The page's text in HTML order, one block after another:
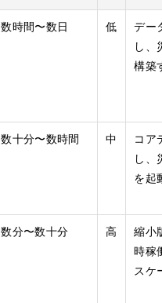
数時間〜数日 低
デー
し、
構築
数十分〜数時間 中
コア
し、
を起
数分〜数十分 高
縮小
時稼
スケ